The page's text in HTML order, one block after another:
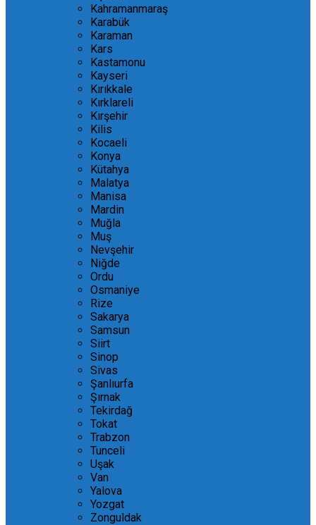
Kahramanmaraş
Karabük
Karaman
Kars
Kastamonu
Kayseri
Kırıkkale
Kırklareli
Kırşehir
Kilis
Kocaeli
Konya
Kütahya
Malatya
Manisa
Mardin
Muğla
Muş
Nevşehir
Niğde
Ordu
Osmaniye
Rize
Sakarya
Samsun
Siirt
Sinop
Sivas
Şanlıurfa
Şırnak
Tekirdağ
Tokat
Trabzon
Tunceli
Uşak
Van
Yalova
Yozgat
Zonguldak